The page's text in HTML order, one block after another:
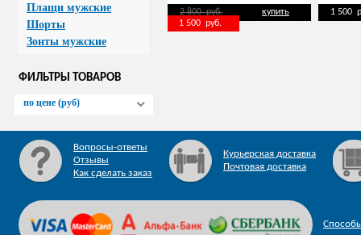
Плащи мужские
Шорты
Зонты мужские
ФИЛЬТРЫ ТОВАРОВ
по цене (руб)
2 800 руб.
1 500 руб.
купить
1 500
Вопросы-ответы
Отзывы
Как сделать заказ
Курьерская доставка
Почтовая доставка